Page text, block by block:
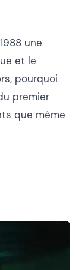
une
et le
pourquoi
premier
que même